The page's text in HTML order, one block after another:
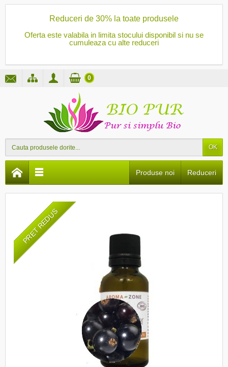
Reduceri de 30% la toate produsele
Oferta este valabila in limita stocului disponibil si nu se
cumuleaza cu alte reduceri
OK
0
Reduceri
Produse noi
PRET REDUS